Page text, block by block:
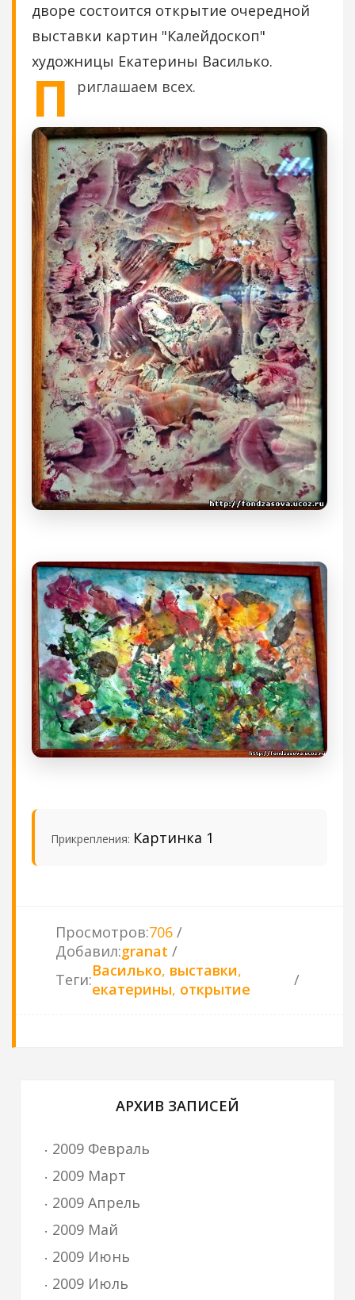
дворе состоится открытие очередной
выставки картин "Калейдоскоп"
художницы Екатерины Василько.
П риглашаем всех.
Прикрепления: Картинка 1
Просмотров:706
Добавил:granat
Теги:Василько, выставки,
екатерины, открытие
АРХИВ ЗАПИСЕЙ
2009 Февраль
2009 Март
2009 Апрель
2009 Май
2009 Июнь
2009 Июль